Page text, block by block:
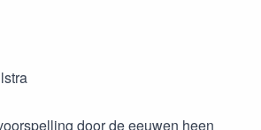
door de eeuwen heen